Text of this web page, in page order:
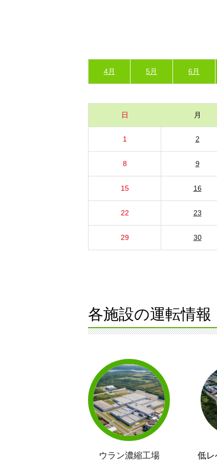
4月 5月 6月
日 月
1 2
8 9
15 16
22 23
29 30
各施設の運転情報
ウラン濃縮工場 低レ